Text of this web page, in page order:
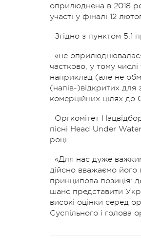
оприлюднена в 2018
участі у фіналі 12
Згідно з пунктом 5.1
«не
частково, у тому
наприклад (але не
(напів-)відкритих для
комерційних цілях до
Оргкомітет
пісні Head Under
році.
«Для нас дуже
дійсно вважаємо його
принципова позиція:
шанс представити
високі оцінки серед
Суспільного і голова